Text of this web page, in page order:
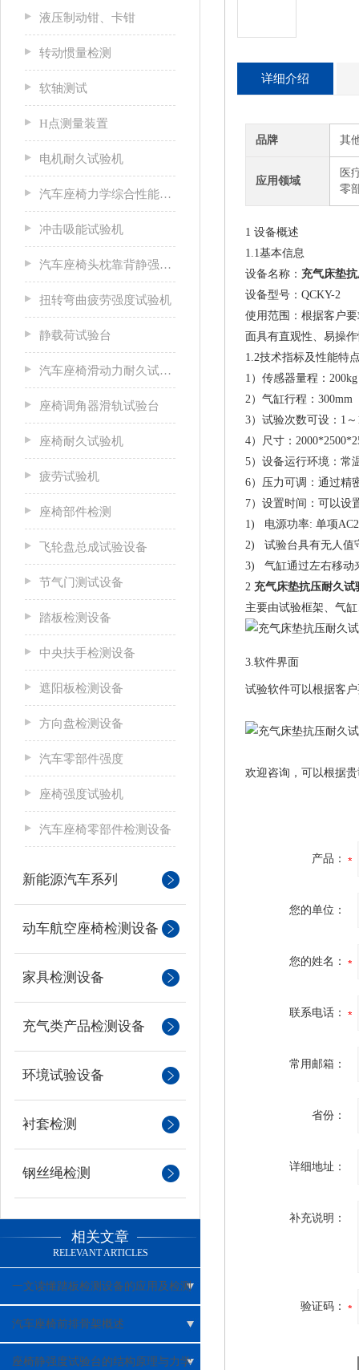
液压制动钳、卡钳
转动惯量检测
软轴测试
H点测量装置
电机耐久试验机
汽车座椅力学综合性能试验机
冲击吸能试验机
汽车座椅头枕靠背静强度试验台
扭转弯曲疲劳强度试验机
静载荷试验台
汽车座椅滑动力耐久试验台
座椅调角器滑轨试验台
座椅耐久试验机
疲劳试验机
座椅部件检测
飞轮盘总成试验设备
节气门测试设备
踏板检测设备
中央扶手检测设备
遮阳板检测设备
方向盘检测设备
汽车零部件强度
座椅强度试验机
汽车座椅零部件检测设备
新能源汽车系列
动车航空座椅检测设备
家具检测设备
充气类产品检测设备
环境试验设备
衬套检测
钢丝绳检测
相关文章
RELEVANT ARTICLES
一文读懂踏板检测设备的应用及检测
项目
汽车座椅前排骨架概述
座椅静强度试验台的结构原理与力学
详细介绍
品牌 其
应用领域
医
零
1 设备概述
1.1基本信息
设备名称： 充气床垫
设备型号：QCKY-2
使用范围：根据客户
面具有直观性、易操
1.2技术指标及性能特
1）传感器量程：200kg
2）气缸行程：300mm
3）试验次数可设：1～
4）尺寸：
5）设备运行环境：常
6）压力可调：通过精
7）设置时间：可以设
1) 电源功率: 单项
2) 试验台具有无人值
3) 气缸通过左右移动
2 充气床垫抗压耐久试
主要由试验框架、气
3.软件界面
试验软件可以根据客
欢迎咨询，可以根据
产品：
您的单位：
您的姓名：
联系电话：
常用邮箱：
省份：
详细地址：
补充说明：
验证码：